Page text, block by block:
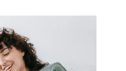
an die
Mechanismen.